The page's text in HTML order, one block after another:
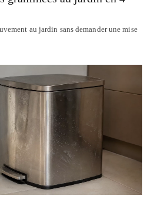
au jardin sans demander une mise